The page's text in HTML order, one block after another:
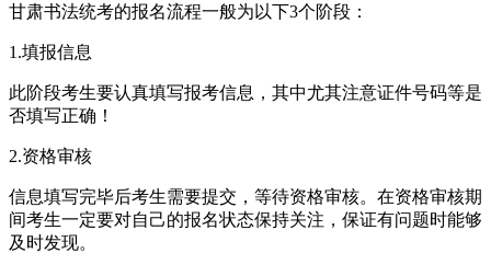
甘肃书法统考的报名流程一般为以下3个阶段：
1.填报信息
此阶段考生要认真填写报考信息，其中尤其注意证件号码等是
否填写正确！
2.资格审核
信息填写完毕后考生需要提交，等待资格审核。在资格审核期
间考生一定要对自己的报名状态保持关注，保证有问题时能够
及时发现。